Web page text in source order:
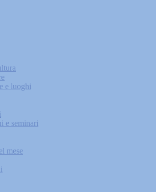
e luoghi
e seminari
mese